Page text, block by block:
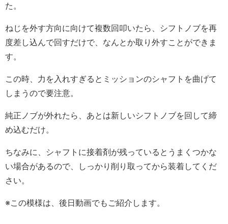
た。
ねじを外す方向に向けて複数回叩いたら、シフトノブを再
度差し込んで回すだけで、なんとか取り外すことができま
す。
この時、力を入れすぎるとミッションのシャフトを曲げて
しまうので要注意。
純正ノブが外れたら、あとは新しいシフトノブを回して締
め込むだけ。
ちなみに、シャフトに接着剤が残っているとうまくつかな
い場合があるので、しっかり削り取ってから装着してくだ
さい。
※この模様は、後日動画でもご紹介します。